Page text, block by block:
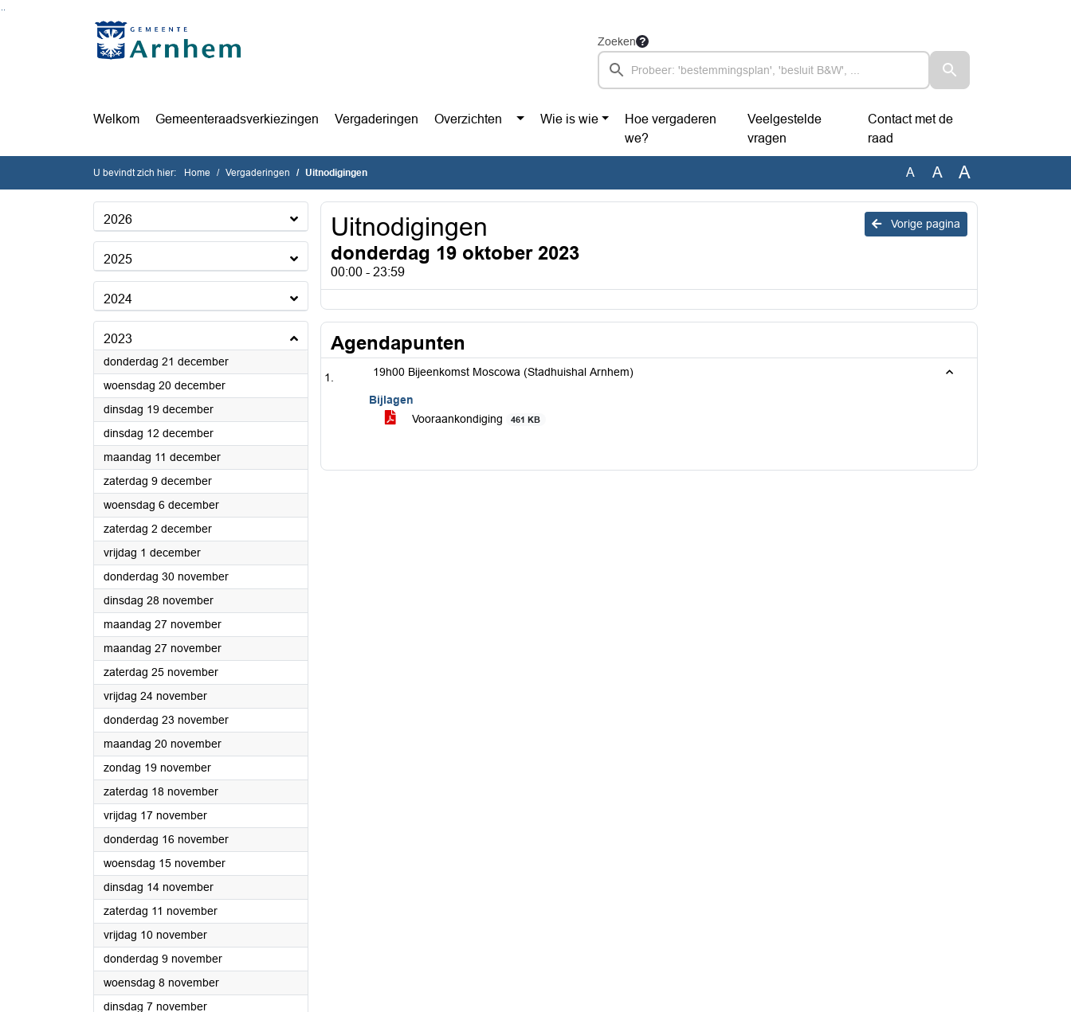
Ga naar de inhoud van deze pagina
Ga naar het zoeken
Ga naar het menu
Zoeken
Welkom Gemeenteraadsverkiezingen Vergaderingen Overzichten Wie is wie
Hoe vergaderen
we?
Veelgestelde
vragen
Contact met de
raad
U bevindt zich hier: Home Vergaderingen Uitnodigingen A A A
2026
2025
2024
2023
donderdag 21 december2023
woensdag 20 december2023
dinsdag 19 december2023
dinsdag 12 december2023
maandag 11 december2023
zaterdag 9 december2023
woensdag 6 december2023
zaterdag 2 december2023
vrijdag 1 december2023
donderdag 30 november2023
dinsdag 28 november2023
maandag 27 november2023
maandag 27 november2023
zaterdag 25 november2023
vrijdag 24 november2023
donderdag 23 november2023
maandag 20 november2023
zondag 19 november2023
zaterdag 18 november2023
vrijdag 17 november2023
donderdag 16 november2023
woensdag 15 november2023
dinsdag 14 november2023
zaterdag 11 november2023
vrijdag 10 november2023
donderdag 9 november2023
woensdag 8 november2023
dinsdag 7 november2023
Vorige pagina
Uitnodigingen
donderdag 19 oktober 2023
00:00 - 23:59
Agendapunten
19h00 Bijeenkomst Moscowa (Stadhuishal Arnhem)
Bijlagen
Vooraankondiging
461 KB